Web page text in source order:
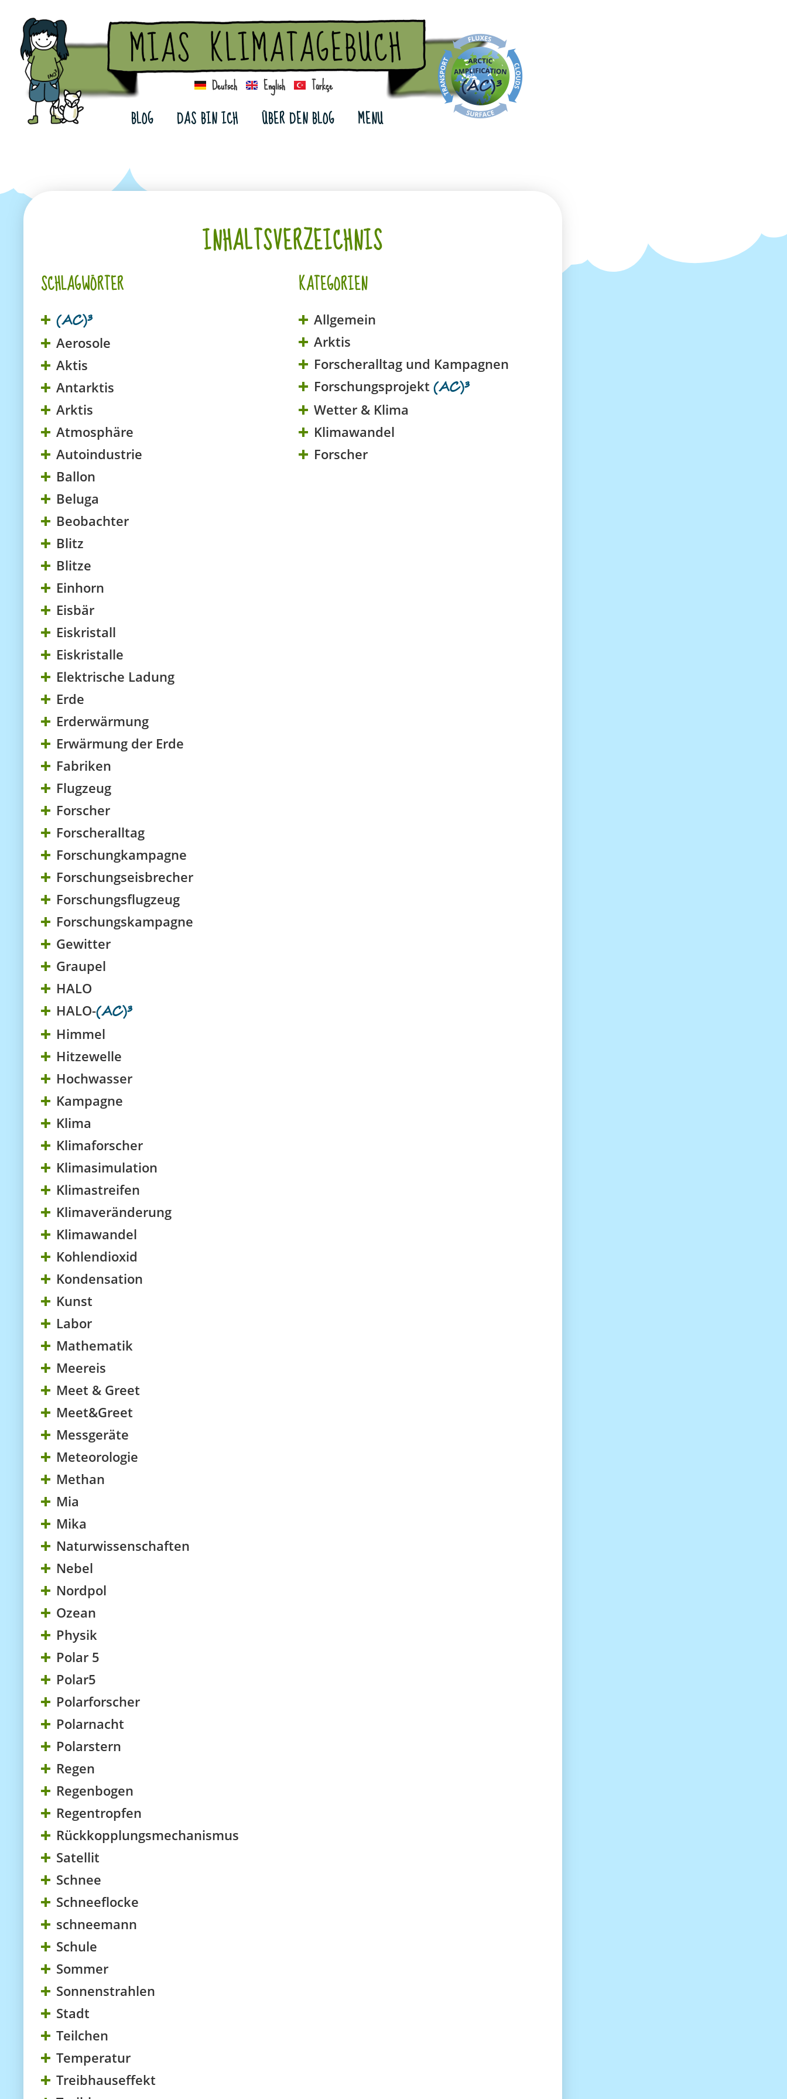
Deutsch English Türkçe
BLOG DAS BIN ICH ÜBER DEN BLOG MENU
INHALTSVERZEICHNIS
SCHLAGWÖRTER
(AC)³
Aerosole
Aktis
Antarktis
Arktis
Atmosphäre
Autoindustrie
Ballon
Beluga
Beobachter
Blitz
Blitze
Einhorn
Eisbär
Eiskristall
Eiskristalle
Elektrische Ladung
Erde
Erderwärmung
Erwärmung der Erde
Fabriken
Flugzeug
Forscher
Forscheralltag
Forschungkampagne
Forschungseisbrecher
Forschungsflugzeug
Forschungskampagne
Gewitter
Graupel
HALO
HALO-(AC)³
Himmel
Hitzewelle
Hochwasser
Kampagne
Klima
Klimaforscher
Klimasimulation
Klimastreifen
Klimaveränderung
Klimawandel
Kohlendioxid
Kondensation
Kunst
Labor
Mathematik
Meereis
Meet & Greet
Meet&Greet
Messgeräte
Meteorologie
Methan
Mia
Mika
Naturwissenschaften
Nebel
Nordpol
Ozean
Physik
Polar 5
Polar5
Polarforscher
Polarnacht
Polarstern
Regen
Regenbogen
Regentropfen
Rückkopplungsmechanismus
Satellit
Schnee
Schneeflocke
schneemann
Schule
Sommer
Sonnenstrahlen
Stadt
Teilchen
Temperatur
Treibhauseffekt
KATEGORIEN
Allgemein
Arktis
Forscheralltag und Kampagnen
Forschungsprojekt (AC)³
Wetter & Klima
Klimawandel
Forscher